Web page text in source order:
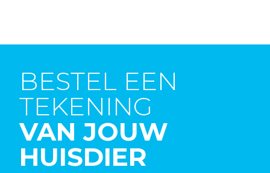
BESTEL EEN
TEKENING
VAN JOUW
HUISDIER